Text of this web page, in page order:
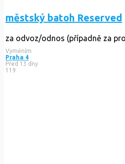
městský batoh Reserved
za odvoz/odnos (případně za
Vyměním
Praha 4
Před 13 dny
119